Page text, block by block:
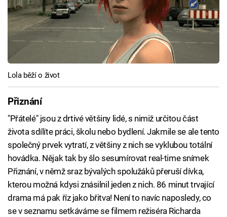
Lola běží o život
Přiznání
"Přátelé" jsou z drtivé většiny lidé, s nimiž určitou část
života sdílíte práci, školu nebo bydlení. Jakmile se ale tento
společný prvek vytratí, z většiny z nich se vyklubou totální
hovádka. Nějak tak by šlo sesumírovat real-time snímek
Přiznání, v němž sraz bývalých spolužáků přeruší dívka,
kterou možná kdysi znásilnil jeden z nich. 86 minut trvající
drama má pak říz jako břitva! Není to navíc naposledy, co
se v seznamu setkáváme se filmem režiséra Richarda